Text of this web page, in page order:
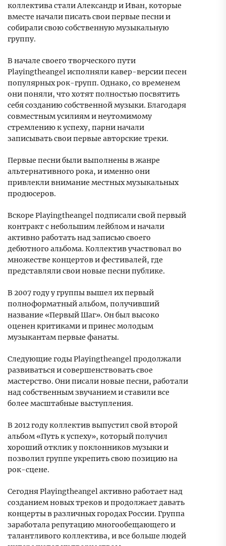
коллектива стали Александр и Иван, которые
вместе начали писать свои первые песни и
собирали свою собственную музыкальную
группу.
В начале своего творческого пути
Playingtheangel исполняли кавер-версии песен
популярных рок-групп. Однако, со временем
они поняли, что хотят полностью посвятить
себя созданию собственной музыки. Благодаря
совместным усилиям и неутомимому
стремлению к успеху, парни начали
записывать свои первые авторские треки.
Первые песни были выполнены в жанре
альтернативного рока, и именно они
привлекли внимание местных музыкальных
продюсеров.
Вскоре Playingtheangel подписали свой первый
контракт с небольшим лейблом и начали
активно работать над записью своего
дебютного альбома. Коллектив участвовал во
множестве концертов и фестивалей, где
представляли свои новые песни публике.
В 2007 году у группы вышел их первый
полноформатный альбом, получивший
название «Первый Шаг». Он был высоко
оценен критиками и принес молодым
музыкантам первые фанаты.
Следующие годы Playingtheangel продолжали
развиваться и совершенствовать свое
мастерство. Они писали новые песни, работали
над собственным звучанием и ставили все
более масштабные выступления.
В 2012 году коллектив выпустил свой второй
альбом «Путь к успеху», который получил
хороший отклик у поклонников музыки и
позволил группе укрепить свою позицию на
рок-сцене.
Сегодня Playingtheangel активно работает над
созданием новых треков и продолжает давать
концерты в различных городах России. Группа
заработала репутацию многообещающего и
талантливого коллектива, и все больше людей